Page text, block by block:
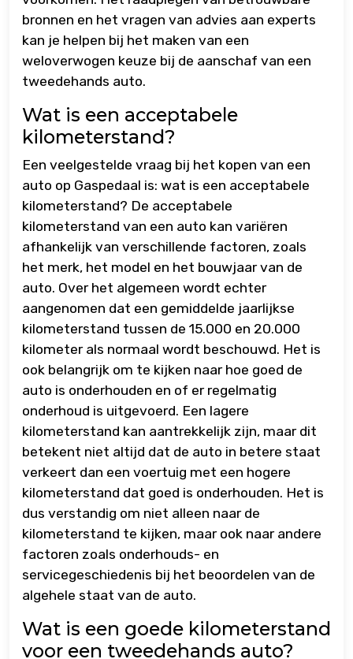
bronnen en het vragen van advies aan experts
kan je helpen bij het maken van een
weloverwogen keuze bij de aanschaf van een
tweedehands auto.
Wat is een acceptabele
kilometerstand?
Een veelgestelde vraag bij het kopen van een
auto op Gaspedaal is: wat is een acceptabele
kilometerstand? De acceptabele
kilometerstand van een auto kan variëren
afhankelijk van verschillende factoren, zoals
het merk, het model en het bouwjaar van de
auto. Over het algemeen wordt echter
aangenomen dat een gemiddelde jaarlijkse
kilometerstand tussen de 15.000 en 20.000
kilometer als normaal wordt beschouwd. Het is
ook belangrijk om te kijken naar hoe goed de
auto is onderhouden en of er regelmatig
onderhoud is uitgevoerd. Een lagere
kilometerstand kan aantrekkelijk zijn, maar dit
betekent niet altijd dat de auto in betere staat
verkeert dan een voertuig met een hogere
kilometerstand dat goed is onderhouden. Het is
dus verstandig om niet alleen naar de
kilometerstand te kijken, maar ook naar andere
factoren zoals onderhouds- en
servicegeschiedenis bij het beoordelen van de
algehele staat van de auto.
Wat is een goede kilometerstand
voor een tweedehands auto?